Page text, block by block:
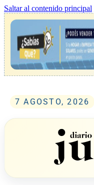
Saltar al contenido principal
7 AGOSTO, 2026